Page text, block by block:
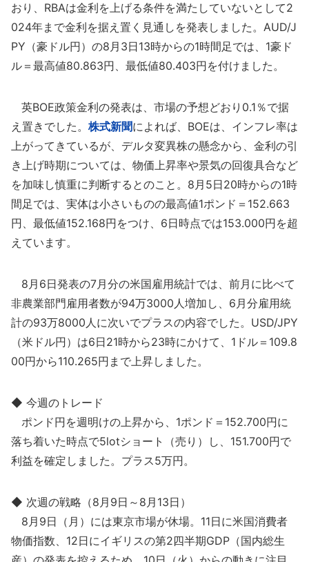
おり、RBAは金利を上げる条件を満たしていないとして2
024年まで金利を据え置く見通しを発表しました。AUD/J
PY（豪ドル円）の8月3日13時からの1時間足では、1豪ド
ル＝最高値80.863円、最低値80.403円を付けました。
英BOE政策金利の発表は、市場の予想どおり0.1％で据
え置きでした。 株式新聞によれば、BOEは、インフレ率は
上がってきているが、デルタ変異株の懸念から、金利の引
き上げ時期については、物価上昇率や景気の回復具合など
を加味し慎重に判断するとのこと。8月5日20時からの1時
間足では、実体は小さいものの最高値1ポンド＝152.663
円、最低値152.168円をつけ、6日時点では153.000円を超
えています。
8月6日発表の7月分の米国雇用統計では、前月に比べて
非農業部門雇用者数が94万3000人増加し、6月分雇用統
計の93万8000人に次いでプラスの内容でした。USD/JPY
（米ドル円）は6日21時から23時にかけて、1ドル＝109.8
00円から110.265円まで上昇しました。
◆ 今週のトレード
ポンド円を週明けの上昇から、1ポンド＝152.700円に
落ち着いた時点で5lotショート（売り）し、151.700円で
利益を確定しました。プラス5万円。
◆ 次週の戦略（8月9日～8月13日）
8月9日（月）には東京市場が休場。11日に米国消費者
物価指数、12日にイギリスの第2四半期GDP（国内総生